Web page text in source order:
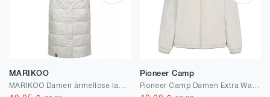
MARIKOO
Pioneer Camp